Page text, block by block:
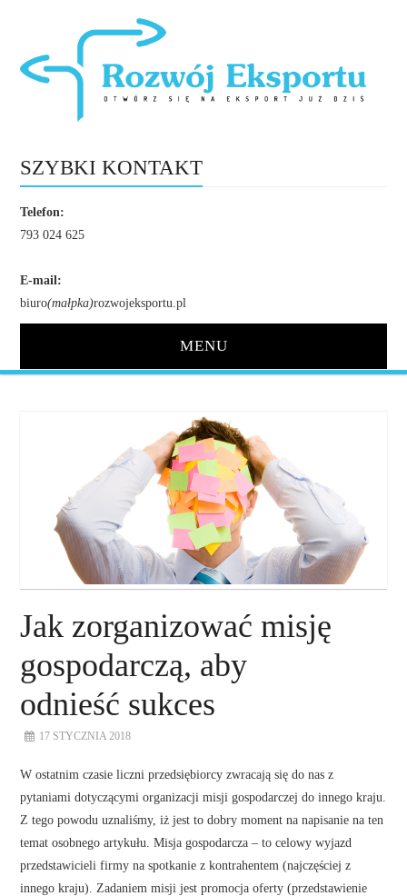
SZYBKI KONTAKT
Telefon:
793 024 625
E-mail:
biuro(małpka)rozwojeksportu.pl
MENU
NASZE USŁUGI
DORADZTWO
KONTAKT
Jak zorganizować misję
gospodarczą, aby
odnieść sukces
17 STYCZNIA 2018
W ostatnim czasie liczni przedsiębiorcy zwracają się do nas z
pytaniami dotyczącymi organizacji misji gospodarczej do innego kraju.
Z tego powodu uznaliśmy, iż jest to dobry moment na napisanie na ten
temat osobnego artykułu. Misja gospodarcza – to celowy wyjazd
przedstawicieli firmy na spotkanie z kontrahentem (najczęściej z
innego kraju). Zadaniem misji jest promocja oferty (przedstawienie